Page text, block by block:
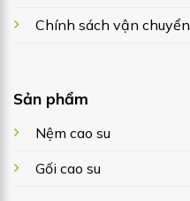
Chính sách vận chuyển
Sản phẩm
Nệm cao su
Gối cao su